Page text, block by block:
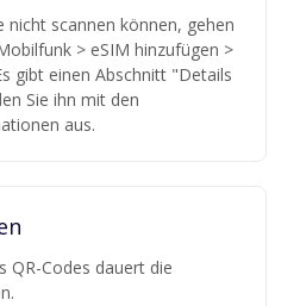
nicht scannen können, gehen
> eSIM hinzufügen >
gibt einen Abschnitt "Details
Sie ihn mit den
aus.
QR-Codes dauert die